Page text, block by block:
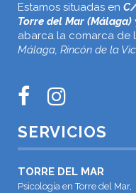
Estamos situadas en
Torre del Mar (Málaga)
abarca la comarca de
Málaga, Rincón de la
SERVICIOS
TORRE DEL MAR
Psicología en Torre del